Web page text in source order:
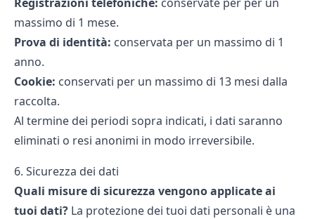
massimo di 1 mese.
Prova di identità: conservata per un massimo di 1
anno.
Cookie: conservati per un massimo di 13 mesi dalla
raccolta.
Al termine dei periodi sopra indicati, i dati saranno
eliminati o resi anonimi in modo irreversibile.
6. Sicurezza dei dati
Quali misure di sicurezza vengono applicate ai
tuoi dati? La protezione dei tuoi dati personali è una